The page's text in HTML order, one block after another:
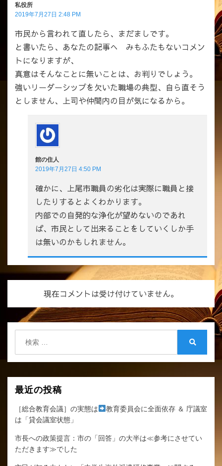
私役所
2019年7月27日 2:48 PM
市民から言われて直したら、まだましです。
と書いたら、あなたの記事へ みもふたもないコメン
トになりますが、
真意はそんなことに無いことは、お判りでしょう。
強いリーダーシップを欠いた職場の典型、自ら直そう
としません、上司や仲間内の目が気になるから。
館の住人
2019年7月27日 4:50 PM
確かに、上尾市職員の劣化は実際に職員と接
したりするとよくわかります。
内部での自発的な浄化が望めないのであれ
ば、市民として出来ることをしていくしか手
は無いのかもしれません。
現在コメントは受け付けていません。
最近の投稿
［総合教育会議］の実態は
教育委員会に全面依存 ＆ 庁議室
は「貸会議室状態」
市長への政策提言：市の「回答」の大半は≪参考にさせてい
ただきます≫でした